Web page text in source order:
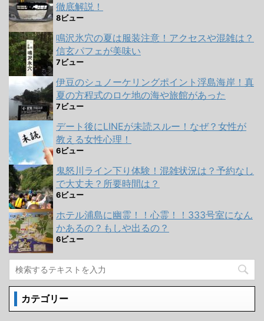
徹底解説！
8ビュー
鳴沢氷穴の夏は服装注意！アクセスや混雑は？
信玄パフェが美味い
7ビュー
伊豆のシュノーケリングポイント浮島海岸！真
夏の方程式のロケ地の海や旅館があった
7ビュー
デート後にLINEが未読スルー！なぜ？女性が
教える女性心理！
6ビュー
鬼怒川ライン下り体験！混雑状況は？予約なし
で大丈夫？所要時間は？
6ビュー
ホテル浦島に幽霊！！心霊！！333号室になん
かあるの？もしや出るの？
6ビュー
カテゴリー